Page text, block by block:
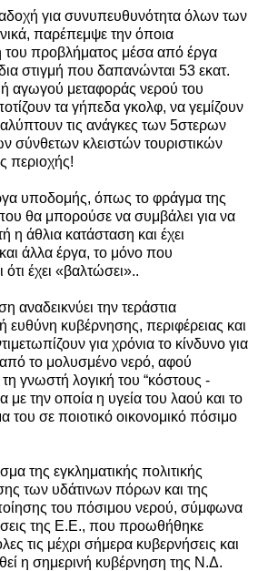
για συνυπευθυνότητα όλων των
παρέπεμψε την όποια
του προβλήματος μέσα από έργα
στιγμή που δαπανώνται 53 εκατ.
αγωγού μεταφοράς νερού του
τα γήπεδα γκολφ, να γεμίζουν
τις ανάγκες των 5στερων
σύνθετων κλειστών τουριστικών
περιοχής!
υποδομής, όπως το φράγμα της
θα μπορούσε να συμβάλει για να
η άθλια κατάσταση και έχει
άλλα έργα, το μόνο που
ότι έχει «βαλτώσει»..
αναδεικνύει την τεράστια
ευθύνη κυβέρνησης, περιφέρειας και
για χρόνια το κίνδυνο για
το μολυσμένο νερό, αφού
γνωστή λογική του “κόστους -
την οποία η υγεία του λαού και το
του σε ποιοτικό οικονομικό πόσιμο
της εγκληματικής πολιτικής
των υδάτινων πόρων και της
του πόσιμου νερού, σύμφωνα
της E.E., που προωθήθηκε
τις μέχρι σήμερα κυβερνήσεις και
η σημερινή κυβέρνηση της Ν.Δ.